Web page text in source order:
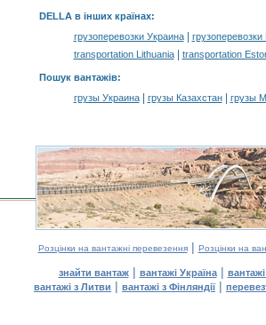
DELLA в інших країнах:
грузоперевозки Украина| грузоперевозки
transportation Lithuania| transportation
Пошук вантажів:
грузы Украина| грузы Казахстан| грузы
Розцінки на вантажні перевезення| Розцінки на
знайти вантаж| вантажі Україна|
вантажі з Литви | вантажі з Фінляндії|